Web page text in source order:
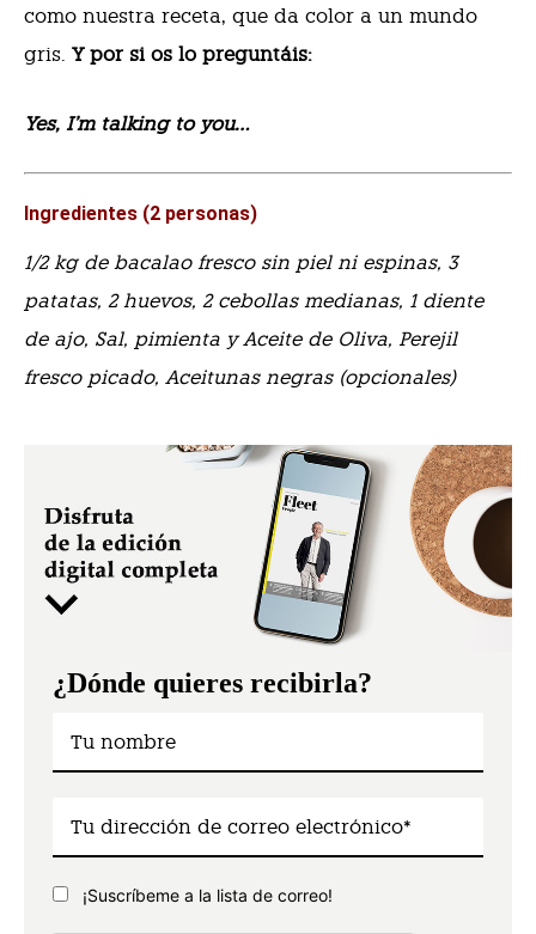
como nuestra receta, que da color a un mundo
gris. Y por si os lo preguntáis:
Yes, I’m talking to you…
Ingredientes (2 personas)
1/2 kg de bacalao fresco sin piel ni espinas, 3
patatas, 2 huevos, 2 cebollas medianas, 1 diente
de ajo, Sal, pimienta y Aceite de Oliva, Perejil
fresco picado, Aceitunas negras (opcionales)
¿Dónde quieres recibirla?
¡Suscríbeme a la lista de correo!